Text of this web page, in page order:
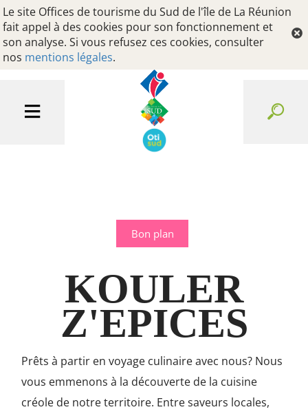
Le site Offices de tourisme du Sud de l'île de La Réunion
fait appel à des cookies pour son fonctionnement et
son analyse. Si vous refusez ces cookies, consulter
nos mentions légales.
Bon plan
KOULER
Z'EPICES
Prêts à partir en voyage culinaire avec nous? Nous
vous emmenons à la découverte de la cuisine
créole de notre territoire. Entre saveurs locales,